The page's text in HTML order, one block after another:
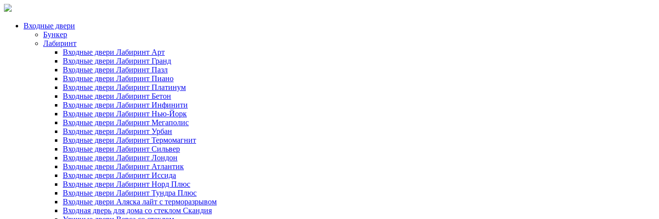
Входные двери
Бункер
Лабиринт
Входные двери Лабиринт Арт
Входные двери Лабиринт Гранд
Входные двери Лабиринт Пазл
Входные двери Лабиринт Пиано
Входные двери Лабиринт Платинум
Входные двери Лабиринт Бетон
Входные двери Лабиринт Инфинити
Входные двери Лабиринт Нью-Йорк
Входные двери Лабиринт Мегаполис
Входные двери Лабиринт Урбан
Входные двери Лабиринт Термомагнит
Входные двери Лабиринт Сильвер
Входные двери Лабиринт Лондон
Входные двери Лабиринт Атлантик
Входные двери Лабиринт Иссида
Входные двери Лабиринт Норд Плюс
Входные двери Лабиринт Тундра Плюс
Входные двери Аляска лайт с терморазрывом
Входная дверь для дома со стеклом Скандия